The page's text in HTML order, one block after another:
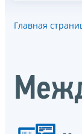
Главная